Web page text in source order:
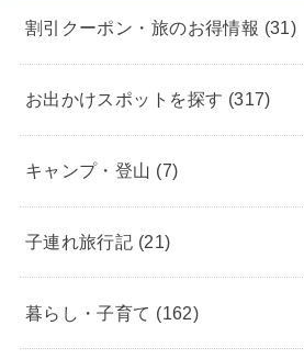
割引クーポン・旅のお得情報 (31)
お出かけスポットを探す (317)
キャンプ・登山 (7)
子連れ旅行記 (21)
暮らし・子育て (162)